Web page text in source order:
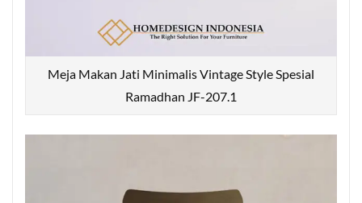
Meja Makan Jati Minimalis Vintage Style Spesial
Ramadhan JF-207.1